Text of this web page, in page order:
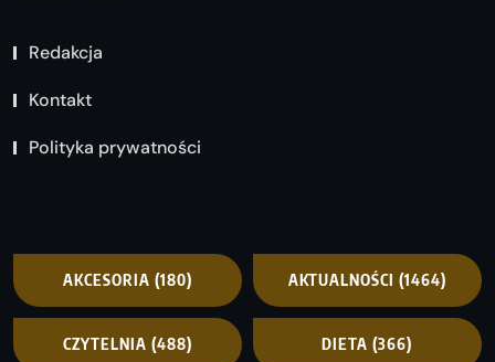
Redakcja
Kontakt
Polityka prywatności
AKCESORIA (180) AKTUALNOŚCI (1464)
CZYTELNIA (488) DIETA (366)